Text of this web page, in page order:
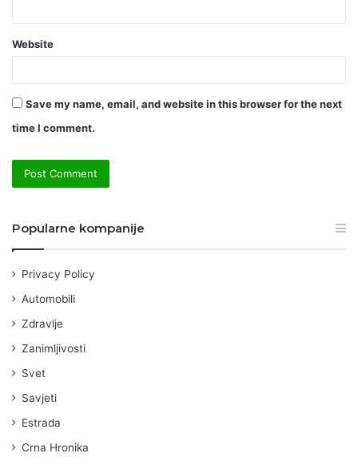
Website
Save my name, email, and website in this browser for the next
time I comment.
Popularne kompanije
Privacy Policy
Automobili
Zdravlje
Zanimljivosti
Svet
Savjeti
Estrada
Crna Hronika